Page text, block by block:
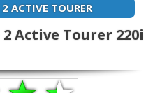
2 ACTIVE TOURER
Active Tourer 220i